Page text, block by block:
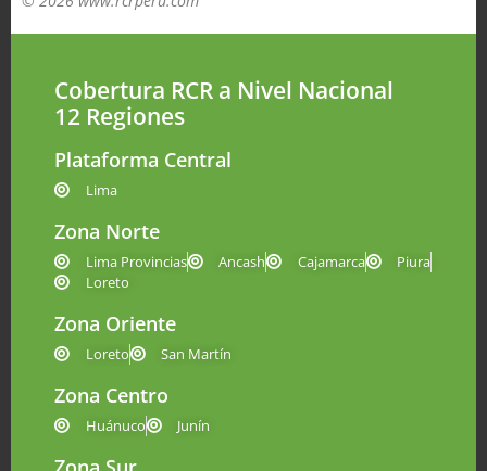
Cobertura RCR a Nivel Nacional
12 Regiones
Plataforma Central
Lima
Zona Norte
Lima Provincias Ancash Cajamarca
Piura
Loreto
Zona Oriente
Loreto San Martín
Zona Centro
Huánuco Junín